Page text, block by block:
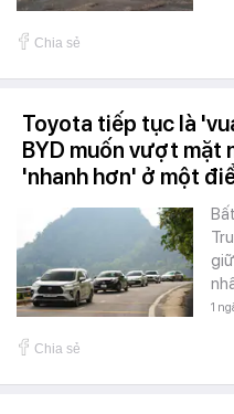
Chia sẻ
Toyota tiếp tục là
BYD muốn vượt mặt
'nhanh hơn' ở một
1
Chia sẻ